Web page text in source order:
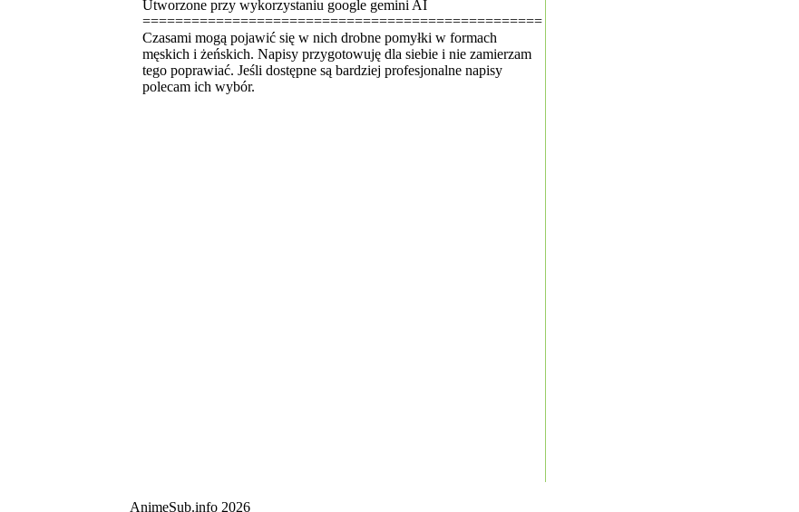
Utworzone przy wykorzystaniu google gemini AI
=================================================
Czasami mogą pojawić się w nich drobne pomyłki w formach
męskich i żeńskich. Napisy przygotowuję dla siebie i nie zamierzam
tego poprawiać. Jeśli dostępne są bardziej profesjonalne napisy
polecam ich wybór.
AnimeSub.info 2026